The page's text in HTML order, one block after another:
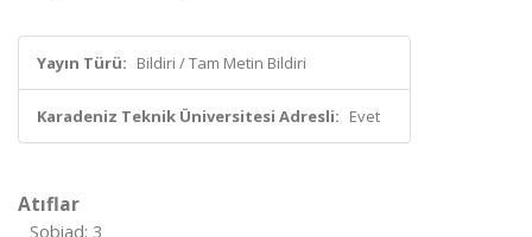
Yayın Türü: Bildiri / Tam Metin Bildiri
Karadeniz Teknik Üniversitesi Adresli: Evet
Atıflar
Sobiad: 3